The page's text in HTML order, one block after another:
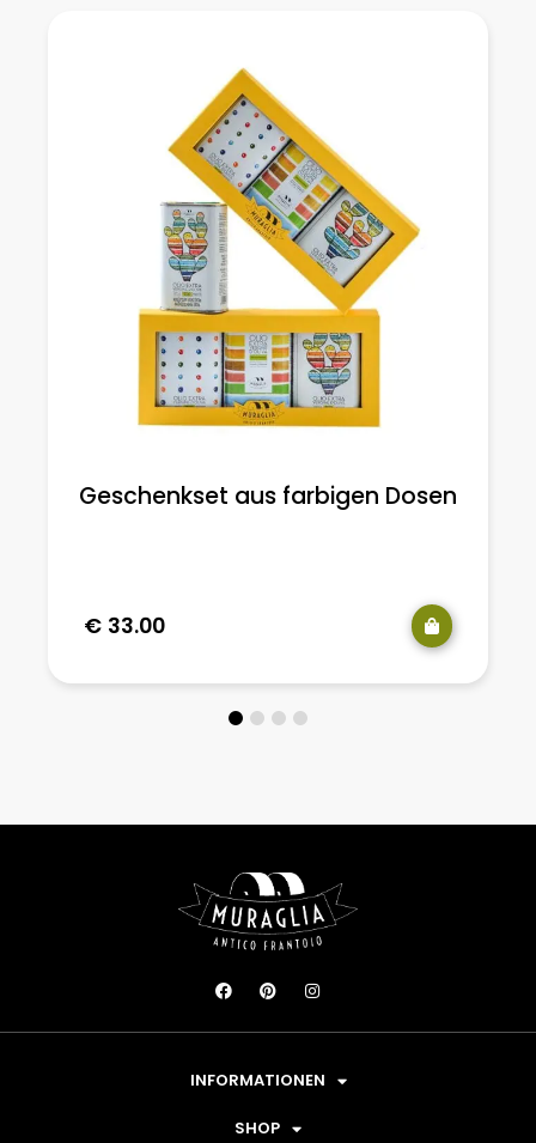
Geschenkset aus farbigen Dosen
€ 33.00
INFORMATIONEN
SHOP